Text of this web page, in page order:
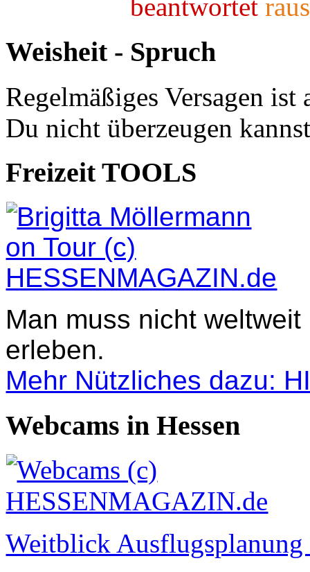
beantwortet
Weisheit - Spruch
Regelmäßiges Versagen
Du nicht überzeugen
Freizeit TOOLS
Man muss nicht
erleben.
Mehr Nützliches dazu:
Webcams in Hessen
Weitblick